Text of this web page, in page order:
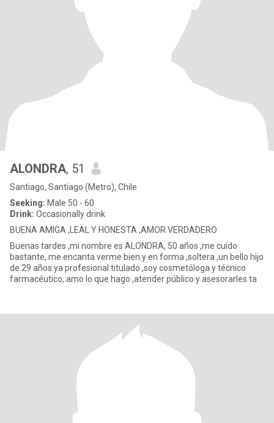
ALONDRA, 51
Santiago, Santiago (Metro), Chile
Seeking: Male 50 - 60
Drink: Occasionally drink
BUENA AMIGA ,LEAL Y HONESTA ,AMOR VERDADERO
Buenas tardes ,mi nombre es ALONDRA, 50 años ,me cuído
bastante, me encanta verme bien y en forma ,soltera ,un bello hijo
de 29 años ya profesional titulado ,soy cosmetóloga y técnico
farmacéutico, amo lo que hago ,atender público y asesorarles ta